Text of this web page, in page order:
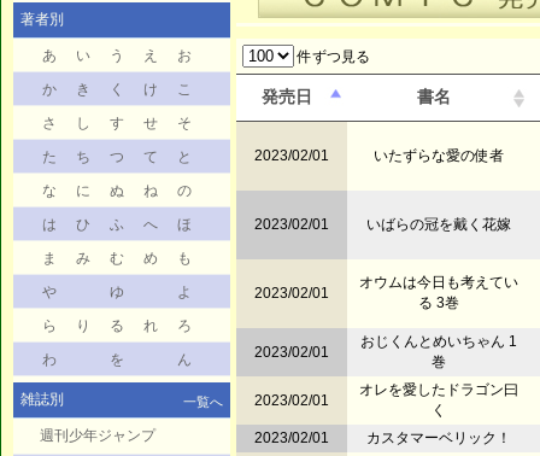
著者別
あ い う え
お
か
き く け
こ
さ
し す せ
そ
た
ち つ て
と
な
に ぬ ね
の
は
ひ ふ へ
ほ
ま
み む め
も
や
ゆ
よ
ら
り る れ
ろ
わ
を ん
雑誌別 一覧へ
週刊少年ジャンプ
件ずつ見る
発売日 書名
2023/02/01 いたずらな愛の使者
2023/02/01 いばらの冠を戴く花嫁
2023/02/01
オウムは今日も考えてい
る 3巻
2023/02/01
おじくんとめいちゃん 1
巻
2023/02/01
オレを愛したドラゴン曰
く
2023/02/01
カスタマーベリック！